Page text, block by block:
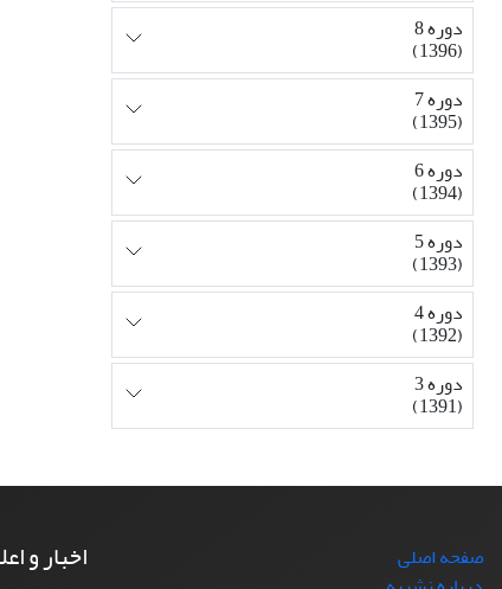
دوره 8
(1396)
دوره 7
(1395)
دوره 6
(1394)
دوره 5
(1393)
دوره 4
(1392)
دوره 3
(1391)
صفحه اصلی
اخبار و